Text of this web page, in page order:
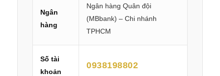
Ngân
hàng
Ngân hàng Quân đội
(MBbank) – Chi nhánh
TPHCM
Số tài
khoản
0938198802